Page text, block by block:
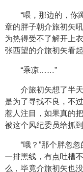
“喂，那边的，你
章的胖子朝介旅初矢
为热得受不了解开上
张西望的介旅初矢看
“乘凉……”
介旅初矢想了半
是为了寻找不良，不
惹人注目，如果真的
被这个风纪委员给抓
“哦？”那个胖忽
一排黑线，有点吐槽
么，毕竟介旅初矢也